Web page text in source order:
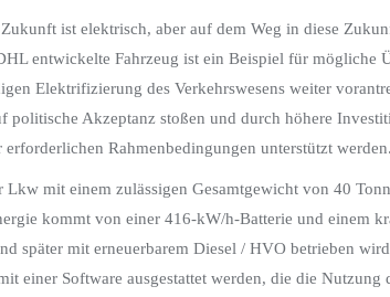
ist elektrisch, aber auf dem Weg in diese
entwickelte Fahrzeug ist ein Beispiel für mögliche
Elektrifizierung des Verkehrswesens weiter
politische Akzeptanz stoßen und durch höhere
Rahmenbedingungen unterstützt
Lkw mit einem zulässigen Gesamtgewicht von 40
kommt von einer 416-kW/h-Batterie und einem
später mit erneuerbarem Diesel / HVO betrieben
einer Software ausgestattet werden, die die Nutzung